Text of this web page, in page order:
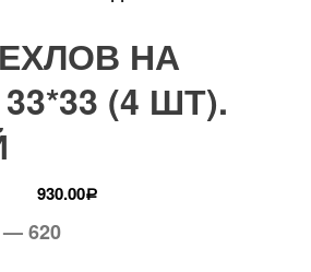
НА
(4 ШТ).
930.00Р
620